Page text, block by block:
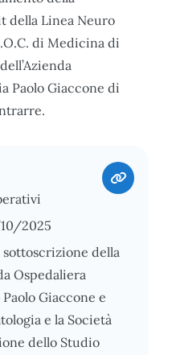
della Linea Neuro
di Medicina di
Paolo Giaccone di
2025
sottoscrizione della
Ospedaliera
Giaccone e
e la Società
dello Studio